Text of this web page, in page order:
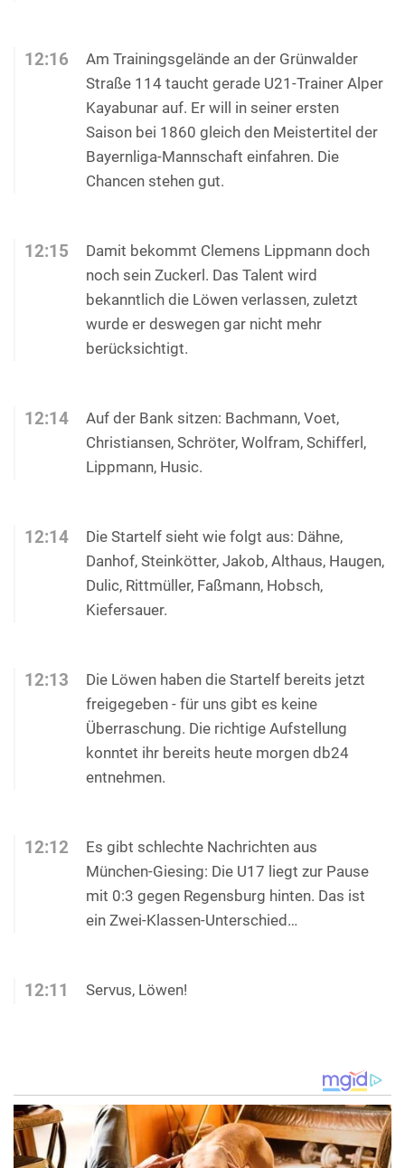
12:16
Am Trainingsgelände an der Grünwalder
Straße 114 taucht gerade U21-Trainer Alper
Kayabunar auf. Er will in seiner ersten
Saison bei 1860 gleich den Meistertitel der
Bayernliga-Mannschaft einfahren. Die
Chancen stehen gut.
12:15
Damit bekommt Clemens Lippmann doch
noch sein Zuckerl. Das Talent wird
bekanntlich die Löwen verlassen, zuletzt
wurde er deswegen gar nicht mehr
berücksichtigt.
12:14
Auf der Bank sitzen: Bachmann, Voet,
Christiansen, Schröter, Wolfram, Schifferl,
Lippmann, Husic.
12:14
Die Startelf sieht wie folgt aus: Dähne,
Danhof, Steinkötter, Jakob, Althaus, Haugen,
Dulic, Rittmüller, Faßmann, Hobsch,
Kiefersauer.
12:13
Die Löwen haben die Startelf bereits jetzt
freigegeben - für uns gibt es keine
Überraschung. Die richtige Aufstellung
konntet ihr bereits heute morgen db24
entnehmen.
12:12
Es gibt schlechte Nachrichten aus
München-Giesing: Die U17 liegt zur Pause
mit 0:3 gegen Regensburg hinten. Das ist
ein Zwei-Klassen-Unterschied…
12:11 Servus, Löwen!